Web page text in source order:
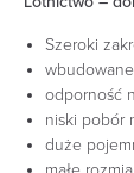
Szeroki
odporność
niski pobór
duże